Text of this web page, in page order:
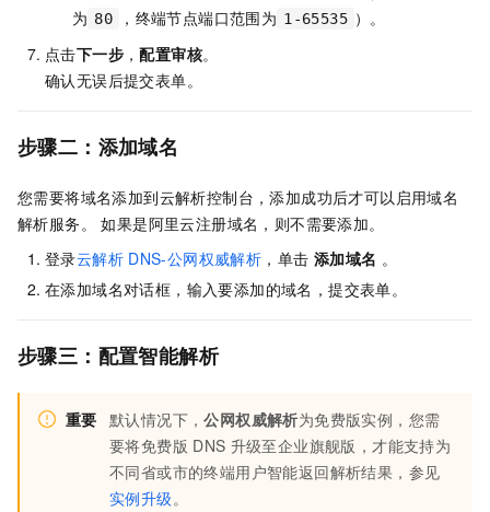
为 80 ，终端节点端口范围为 1-65535 ）。
点击下一步 ，配置审核。
确认无误后提交表单。
步骤二：添加域名
您需要将域名添加到云解析控制台，添加成功后才可以启用域名
解析服务。 如果是阿里云注册域名，则不需要添加。
登录云解析 DNS-公网权威解析 ，单击 添加域名 。
在添加域名对话框，输入要添加的域名，提交表单。
步骤三：配置智能解析
重要 默认情况下，公网权威解析为免费版实例，您需
要将免费版 DNS 升级至企业旗舰版，才能支持为
不同省或市的终端用户智能返回解析结果，参见
实例升级。